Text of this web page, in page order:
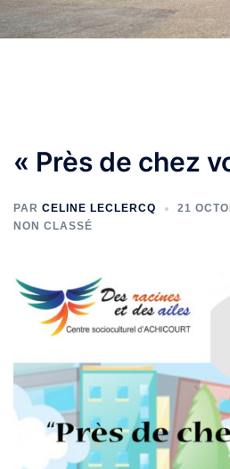
« Près de chez
PAR CELINE LECLERCQ
21
NON CLASSÉ